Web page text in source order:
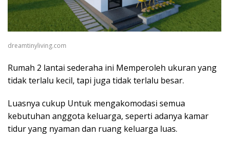
dreamtinyliving.com
Rumah 2 lantai sederaha ini Memperoleh ukuran yang
tidak terlalu kecil, tapi juga tidak terlalu besar.
Luasnya cukup Untuk mengakomodasi semua
kebutuhan anggota keluarga, seperti adanya kamar
tidur yang nyaman dan ruang keluarga luas.